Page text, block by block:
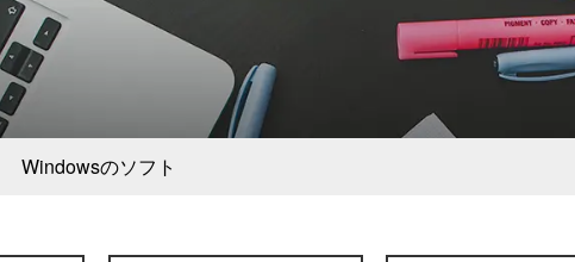
Windowsのソフト